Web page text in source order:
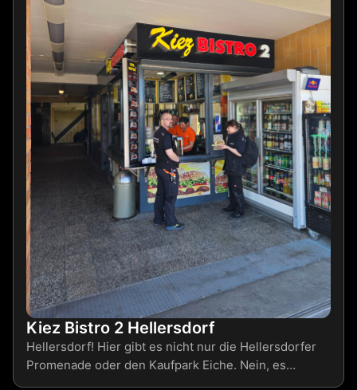
Kiez Bistro 2 Hellersdorf
Hellersdorf! Hier gibt es nicht nur die Hellersdorfer
Promenade oder den Kaufpark Eiche. Nein, es…